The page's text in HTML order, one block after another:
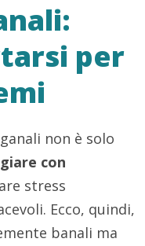
per
non è solo
con
stress
Ecco, quindi,
banali ma